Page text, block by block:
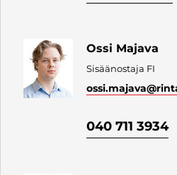
Ossi Majava
Sisäänostaja FI
ossi.majava
040 711 3934